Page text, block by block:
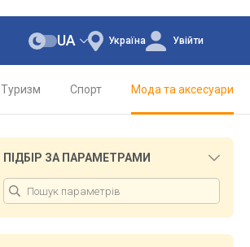
Україна
UA Увійти
Туризм Спорт Мода та аксесуари
ПІДБІР ЗА ПАРАМЕТРАМИ